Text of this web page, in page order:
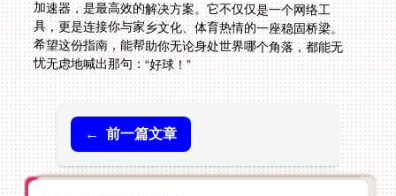
忧无虑地喊出那句：“好球！”
← 前一篇文章